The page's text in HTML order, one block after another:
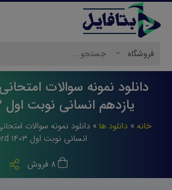
دانلود نمونه سوالات
یازدهم انسانی نوبت اول 1403 word
خانه » دانلود ها »دانلود نمونه سوالات
انسانی نوبت اول ۱۴۰۳ word
8 فروش